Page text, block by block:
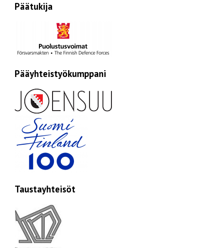
Päätukija
Pääyhteistyökumppani
Taustayhteisöt